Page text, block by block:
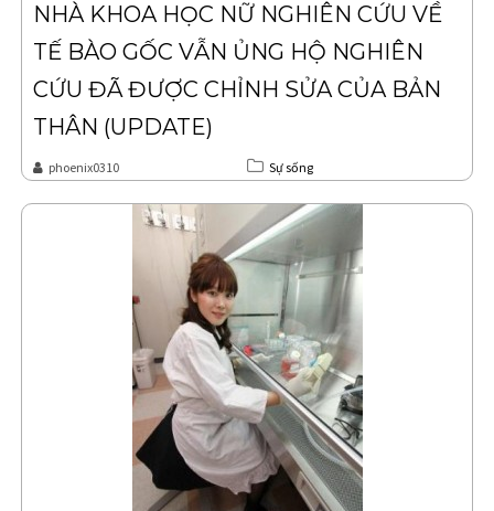
NHÀ KHOA HỌC NỮ NGHIÊN CỨU VỀ
TẾ BÀO GỐC VẪN ỦNG HỘ NGHIÊN
CỨU ĐÃ ĐƯỢC CHỈNH SỬA CỦA BẢN
THÂN (UPDATE)
phoenix0310 Sự sống